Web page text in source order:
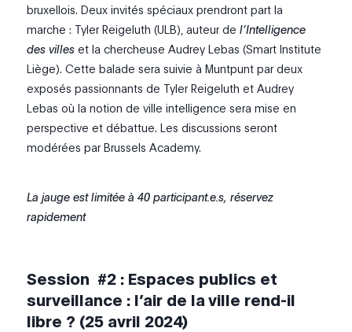
bruxellois. Deux invités spéciaux prendront part la
marche : Tyler Reigeluth (ULB), auteur del’Intelligence
des villes et la chercheuse Audrey Lebas (Smart Institute
Liège). Cette balade sera suivie à Muntpunt par deux
exposés passionnants de Tyler Reigeluth et Audrey
Lebas où la notion de ville intelligence sera mise en
perspective et débattue. Les discussions seront
modérées par Brussels Academy.
La jauge est limitée à 40 participant.e.s, réservez
rapidement
Session #2 : Espaces publics et
surveillance : l’air de la ville rend-il
libre ? (25 avril 2024)